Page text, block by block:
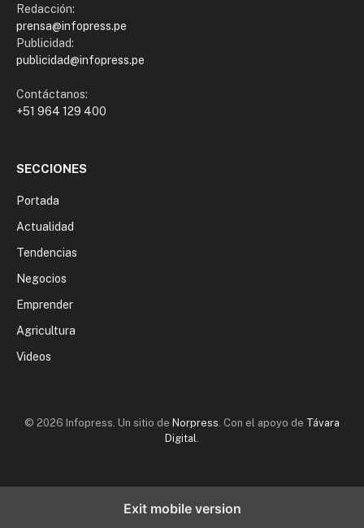
Redacción:
prensa@infopress.pe
Publicidad:
publicidad@infopress.pe
Contáctanos:
+51 964 129 400
SECCIONES
Portada
Actualidad
Tendencias
Negocios
Emprender
Agricultura
Videos
© 2026 Infopress. Un sitio de Norpress. Con el apoyo de Távara
Digital.
Exit mobile version